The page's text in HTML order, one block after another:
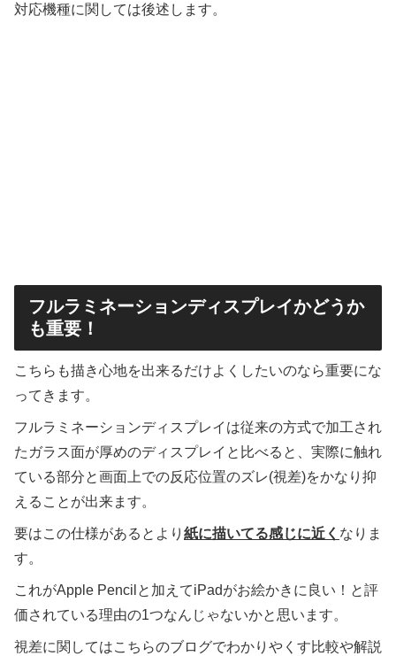
対応機種に関しては後述します。
フルラミネーションディスプレイかどうか
も重要！
こちらも描き心地を出来るだけよくしたいのなら重要にな
ってきます。
フルラミネーションディスプレイは従来の方式で加工され
たガラス面が厚めのディスプレイと比べると、実際に触れ
ている部分と画面上での反応位置のズレ(視差)をかなり抑
えることが出来ます。
要はこの仕様があるとより 紙に描いてる感じに近く なりま
す。
これがApple Pencilと加えてiPadがお絵かきに良い！と評
価されている理由の1つなんじゃないかと思います。
視差に関してはこちらのブログでわかりやくす比較や解説